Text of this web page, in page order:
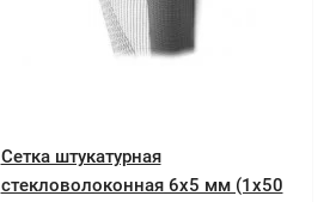
Сетка штукатурная
стекловолоконная 6x5 мм (1x50